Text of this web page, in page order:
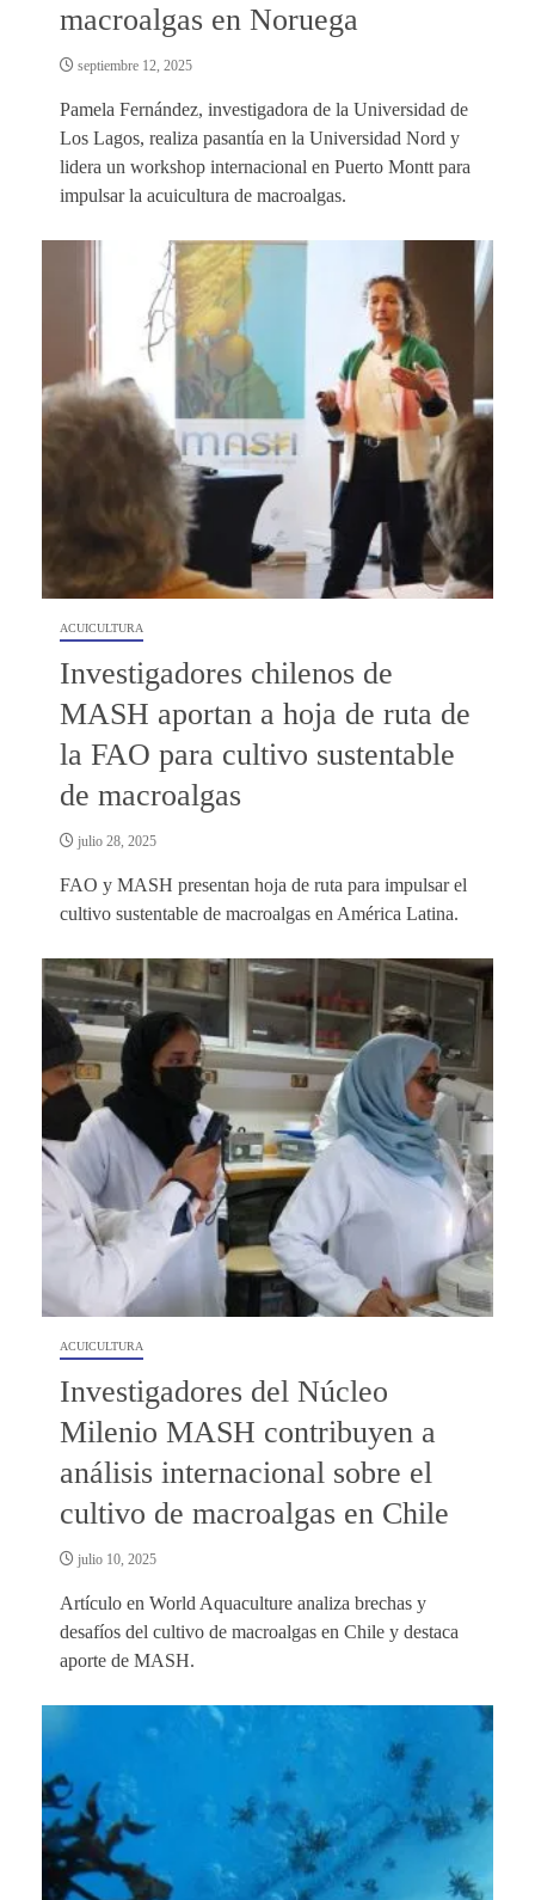
macroalgas en Noruega
septiembre 12, 2025
Pamela Fernández, investigadora de la Universidad de
Los Lagos, realiza pasantía en la Universidad Nord y
lidera un workshop internacional en Puerto Montt para
impulsar la acuicultura de macroalgas.
ACUICULTURA
Investigadores chilenos de
MASH aportan a hoja de ruta de
la FAO para cultivo sustentable
de macroalgas
julio 28, 2025
FAO y MASH presentan hoja de ruta para impulsar el
cultivo sustentable de macroalgas en América Latina.
ACUICULTURA
Investigadores del Núcleo
Milenio MASH contribuyen a
análisis internacional sobre el
cultivo de macroalgas en Chile
julio 10, 2025
Artículo en World Aquaculture analiza brechas y
desafíos del cultivo de macroalgas en Chile y destaca
aporte de MASH.